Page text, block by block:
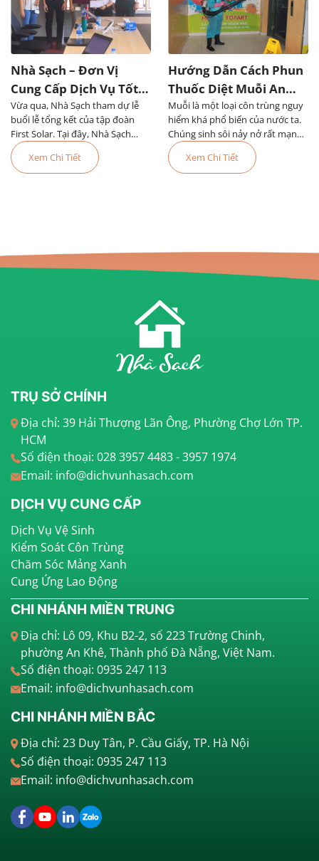
Vừa qua, Nhà Sạch tham dự lễ
buổi lễ tổng kết của tập đoàn
First Solar. Tại đây, Nhà Sạch
được công nhận là đơn vị cung
cấp dịch vụ tốt nhất trong năm.
Nhà Sạch – Đơn Vị
Cung Cấp Dịch Vụ Tốt
Nhất Tại First Solar
Xem Chi Tiết
Muỗi là một loại côn trùng nguy
hiểm khá phổ biến của nước ta.
Chúng sinh sôi nảy nở rất mạnh
vào các mùa mưa và gây ra
nhiều bệnh nguy hiểm cho con
người trong đó nguy hiểm đặc
Hướng Dẫn Cách Phun
Thuốc Diệt Muỗi An
Toàn Và Hiệu Quả
Xem Chi Tiết
TRỤ SỞ CHÍNH
Địa chỉ: 39 Hải Thượng Lãn Ông, Phường Chợ Lớn TP.
HCM
Số điện thoại: 028 3957 4483 - 3957 1974
Email: info@dichvunhasach.com
DỊCH VỤ CUNG CẤP
Dịch Vụ Vệ Sinh
Kiểm Soát Côn Trùng
Chăm Sóc Mảng Xanh
Cung Ứng Lao Động
CHI NHÁNH MIỀN TRUNG
Địa chỉ: Lô 09, Khu B2-2, số 223 Trường Chinh,
phường An Khê, Thành phố Đà Nẵng, Việt Nam.
Số điện thoại: 0935 247 113
Email: info@dichvunhasach.com
CHI NHÁNH MIỀN BẮC
Địa chỉ: 23 Duy Tân, P. Cầu Giấy, TP. Hà Nội
Số điện thoại: 0935 247 113
Email: info@dichvunhasach.com